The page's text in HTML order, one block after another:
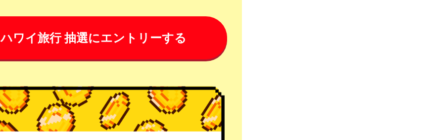
ハワイ旅行 抽選にエントリーする